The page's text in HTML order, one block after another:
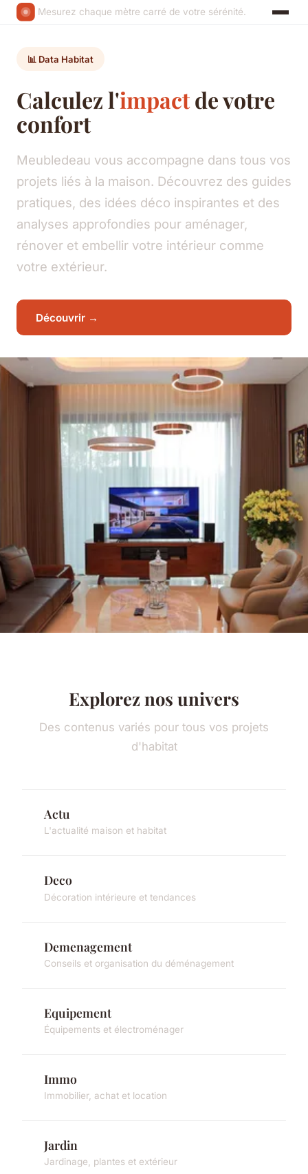
Mesurez chaque mètre carré de votre sérénité.
📊 Data Habitat
Calculez l'impactde votre
confort
Meubledeau vous accompagne dans tous vos
projets liés à la maison. Découvrez des guides
pratiques, des idées déco inspirantes et des
analyses approfondies pour aménager,
rénover et embellir votre intérieur comme
votre extérieur.
Découvrir →
Explorez nos univers
Des contenus variés pour tous vos projets
d'habitat
Actu
L'actualité maison et habitat
Deco
Décoration intérieure et tendances
Demenagement
Conseils et organisation du déménagement
Equipement
Équipements et électroménager
Immo
Immobilier, achat et location
Jardin
Jardinage, plantes et extérieur